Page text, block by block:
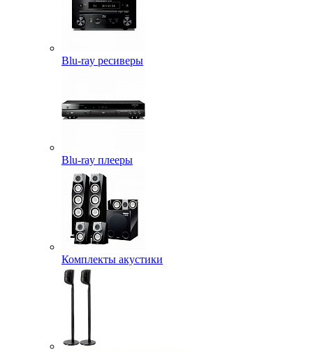
Blu-ray ресиверы
Blu-ray плееры
Комплекты акустики